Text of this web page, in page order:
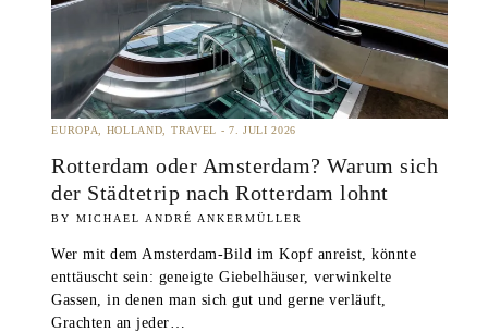
f
n
e
EUROPA HOLLAND TRAVEL 7. JULI 2026
Rotterdam oder Amsterdam? Warum sich
der Städtetrip nach Rotterdam lohnt
MICHAEL ANDRÉ ANKERMÜLLER
Wer mit dem Amsterdam-Bild im Kopf anreist, könnte
enttäuscht sein: geneigte Giebelhäuser, verwinkelte
Gassen, in denen man sich gut und gerne verläuft,
Grachten an jeder…